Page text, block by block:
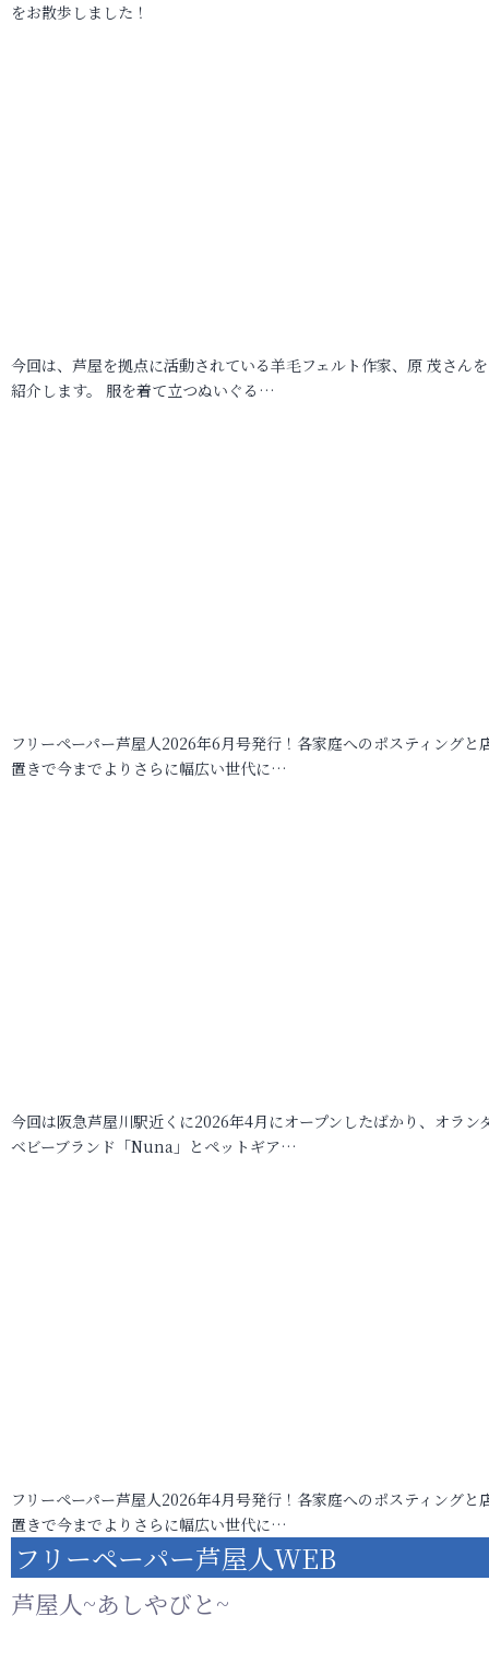
をお散歩しました！
今回は、芦屋を拠点に活動されている羊毛フェルト作家、原 茂さん
紹介します。 服を着て立つぬいぐる…
フリーペーパー芦屋人2026年6月号発行！各家庭へのポスティングと
置きで今までよりさらに幅広い世代に…
今回は阪急芦屋川駅近くに2026年4月にオープンしたばかり、オラン
ベビーブランド「Nuna」とペットギア…
フリーペーパー芦屋人2026年4月号発行！各家庭へのポスティングと
置きで今までよりさらに幅広い世代に…
フリーペーパー芦屋人WEB
芦屋人~あしやびと~